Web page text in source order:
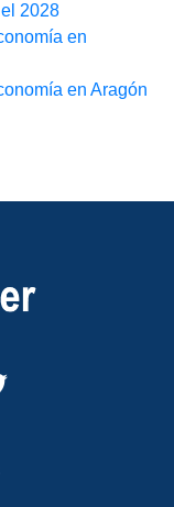
2028
en
en Aragón